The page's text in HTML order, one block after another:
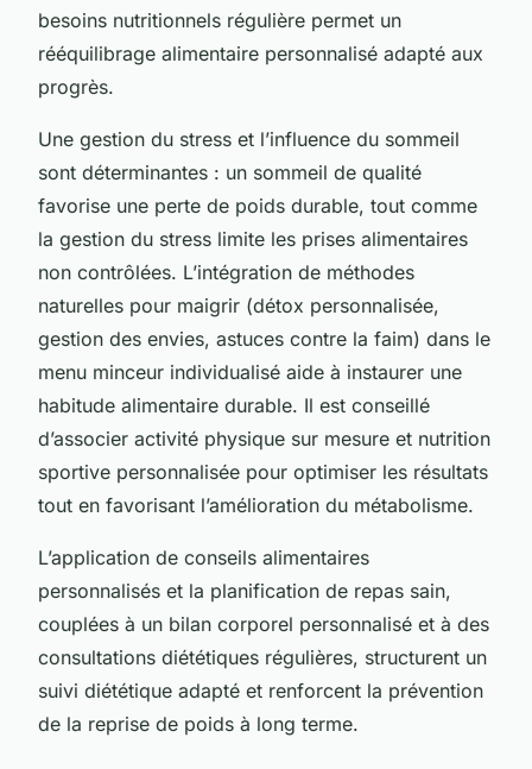
besoins nutritionnels régulière permet un
rééquilibrage alimentaire personnalisé adapté aux
progrès.
Une gestion du stress et l’influence du sommeil
sont déterminantes : un sommeil de qualité
favorise une perte de poids durable, tout comme
la gestion du stress limite les prises alimentaires
non contrôlées. L’intégration de méthodes
naturelles pour maigrir (détox personnalisée,
gestion des envies, astuces contre la faim) dans le
menu minceur individualisé aide à instaurer une
habitude alimentaire durable. Il est conseillé
d’associer activité physique sur mesure et nutrition
sportive personnalisée pour optimiser les résultats
tout en favorisant l’amélioration du métabolisme.
L’application de conseils alimentaires
personnalisés et la planification de repas sain,
couplées à un bilan corporel personnalisé et à des
consultations diététiques régulières, structurent un
suivi diététique adapté et renforcent la prévention
de la reprise de poids à long terme.